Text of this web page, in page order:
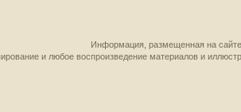
Информация, размещенная на
и любое воспроизведение материалов и